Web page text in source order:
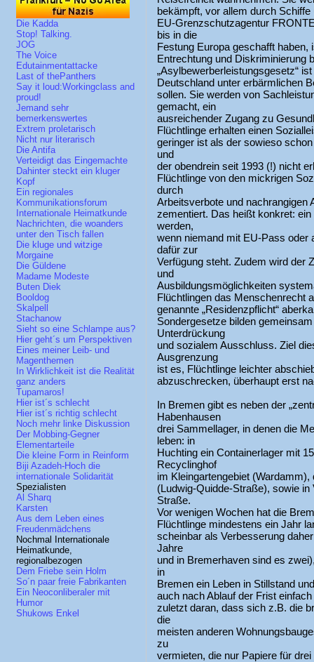
Die Kadda
Stop! Talking.
JOG
The Voice
Edutainmentattacke
Last of thePanthers
Say it loud:Workingclass and
proud!
Jemand sehr
bemerkenswertes
Extrem proletarisch
Nicht nur literarisch
Die Antifa
Verteidigt das Eingemachte
Dahinter steckt ein kluger
Kopf
Ein regionales
Kommunikationsforum
Internationale Heimatkunde
Nachrichten, die woanders
unter den Tisch fallen
Die kluge und witzige
Morgaine
Die Güldene
Madame Modeste
Buten Diek
Booldog
Skalpell
Stachanow
Sieht so eine Schlampe aus?
Hier geht´s um Perspektiven
Eines meiner Leib- und
Magenthemen
In Wirklichkeit ist die Realität
ganz anders
Tupamaros!
Hier ist´s schlecht
Hier ist´s richtig schlecht
Noch mehr linke Diskussion
Der Mobbing-Gegner
Elementarteile
Die kleine Form in Reinform
Biji Azadeh-Hoch die
internationale Solidarität
Spezialisten
Al Sharq
Karsten
Aus dem Leben eines
Freudenmädchens
Nochmal Internationale
Heimatkunde,
regionalbezogen
Dem Friebe sein Holm
So´n paar freie Fabrikanten
Ein Neoconliberaler mit
Humor
Shukows Enkel
bekämpft, vor allem durch
EU-Grenzschutzagentur
bis in die
Festung Europa geschafft
Entrechtung und Diskriminierung
„Asylbewerberleistungsgesetz“
Deutschland unter erbärmlichen
sollen. Sie werden von
gemacht, ein
ausreichender Zugang zu
Flüchtlinge erhalten einen
geringer ist als der sowieso
und
der obendrein seit 1993 (!) nicht
Flüchtlinge von den mickrigen
durch
Arbeitsverbote und nachrangigen
zementiert. Das heißt konkret:
werden,
wenn niemand mit EU-Pass oder
dafür zur
Verfügung steht. Zudem wird der
und
Ausbildungsmöglichkeiten
Flüchtlingen das Menschenrecht
genannte „Residenzpflicht“
Sondergesetze bilden
Unterdrückung
und sozialem Ausschluss. Ziel
Ausgrenzung
ist es, Flüchtlinge leichter
abzuschrecken, überhaupt erst
In Bremen gibt es neben der
Habenhausen
drei Sammellager, in denen die
leben: in
Huchting ein Containerlager mit
Recyclinghof
im Kleingartengebiet
(Ludwig-Quidde-Straße), sowie
Straße.
Vor wenigen Wochen hat die
Flüchtlinge mindestens ein Jahr
scheinbar als Verbesserung
Jahre
und in Bremerhaven sind es
in
Bremen ein Leben in Stillstand
auch nach Ablauf der Frist
zuletzt daran, dass sich z.B. die
die
meisten anderen
zu
vermieten, die nur Papiere für